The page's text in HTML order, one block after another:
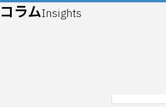
コラムInsights